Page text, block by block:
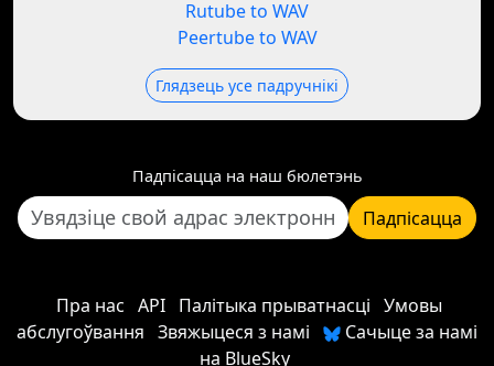
Rutube to WAV
Peertube to WAV
Глядзець усе падручнікі
Падпісацца на наш бюлетэнь
Падпісацца
Пра нас API Палітыка прыватнасці Умовы
абслугоўвання Звяжыцеся з намі
Сачыце за намі
на BlueSky